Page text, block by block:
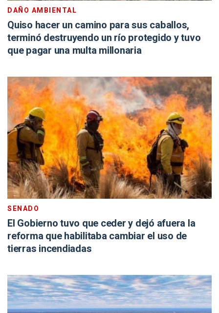
DAÑO AMBIENTAL
Quiso hacer un camino para sus caballos,
terminó destruyendo un río protegido y tuvo
que pagar una multa millonaria
SENADO
El Gobierno tuvo que ceder y dejó afuera la
reforma que habilitaba cambiar el uso de
tierras incendiadas